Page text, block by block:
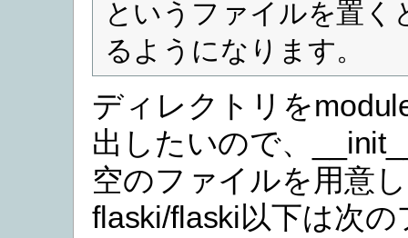
というファイルを置く
るようになります。
ディレクトリを
出したいので、
空のファイルを用意
flaski/flaski以下は次